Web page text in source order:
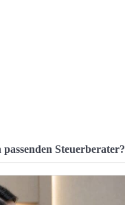
Steuerberater?